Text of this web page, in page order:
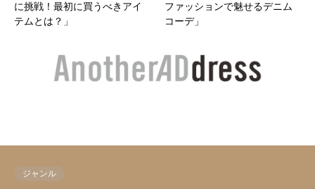
に挑戦！最初に買うべきアイ
テムとは？」
ファッションで魅せるデニム
コーデ」
ジャンル